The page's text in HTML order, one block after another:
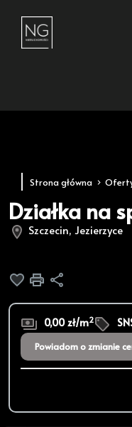
Strona główna
Działka na
Szczecin, Jezierzyce
Dodaj do ulubionych
Drukuj
0,00 zł/m2
Powiadom o zmianie